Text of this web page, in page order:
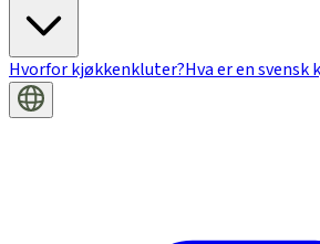
Hvorfor kjøkkenkluter?Hva er en